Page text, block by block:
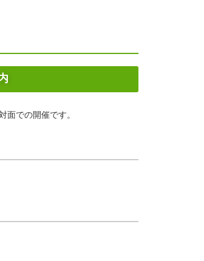
面での開催です。